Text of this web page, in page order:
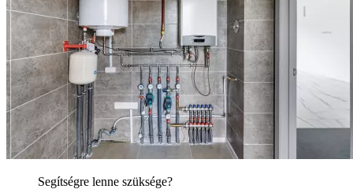
Segítségre lenne szüksége?